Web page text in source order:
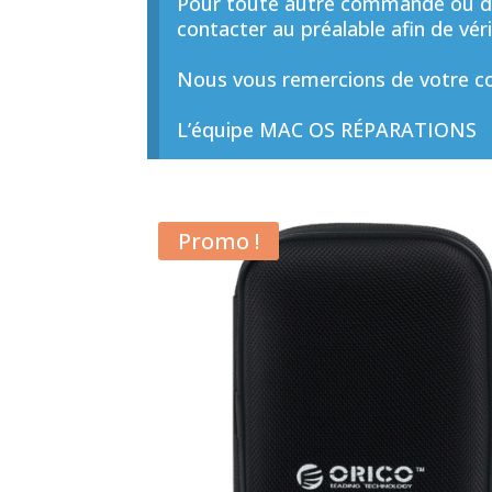
contacter au préalable afin de
Nous vous remercions de votre
L’équipe MAC OS RÉPARATIONS
Promo !